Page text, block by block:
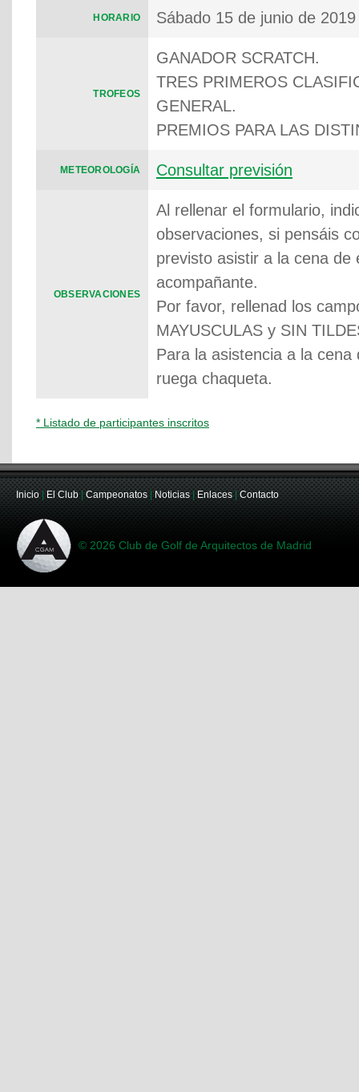
HORARIO Sábado 15 de junio de
TROFEOS
GANADOR SCRATCH.
TRES PRIMEROS
GENERAL.
PREMIOS PARA LAS
METEOROLOGÍA Consultar previsión
OBSERVACIONES
Al rellenar el formulario,
observaciones, si pensáis
previsto asistir a la cena de
acompañante.
Por favor, rellenad los
MAYUSCULAS y SIN
Para la asistencia a la
ruega chaqueta.
* Listado de participantes inscritos
Inicio|El Club|Campeonatos| Noticias| Enlaces| Contacto
© 2026 Club de Golf de Arquitectos de Madrid